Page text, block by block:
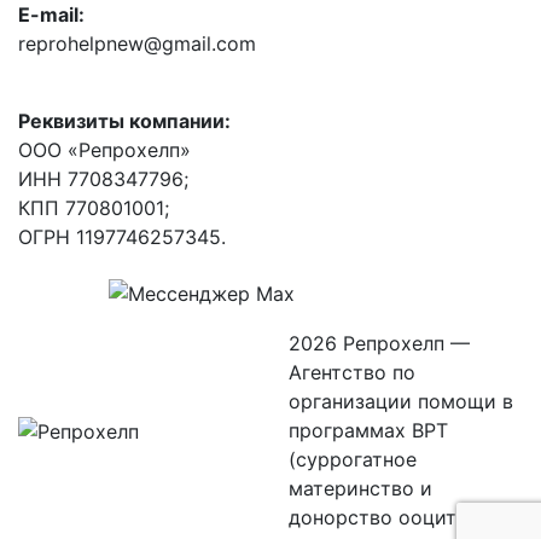
E-mail:
reprohelpnew@gmail.com
Реквизиты компании:
ООО «Репрохелп»
ИНН 7708347796;
КПП 770801001;
ОГРН 1197746257345.
2026 Репрохелп —
Агентство по
организации помощи в
программах ВРТ
(суррогатное
материнство и
донорство ооцитов)